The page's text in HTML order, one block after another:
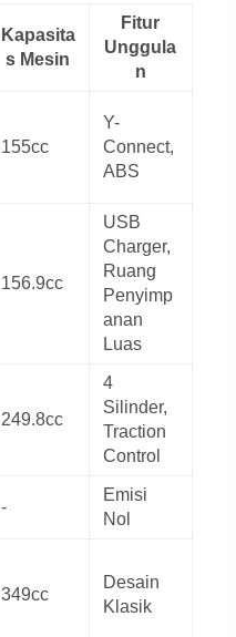
Kapasita
s Mesin
Fitur
Unggula
n
155cc
Y-
Connect,
ABS
156.9cc
USB
Charger,
Ruang
Penyimp
anan
Luas
249.8cc
4
Silinder,
Traction
Control
-
Emisi
Nol
349cc
Desain
Klasik